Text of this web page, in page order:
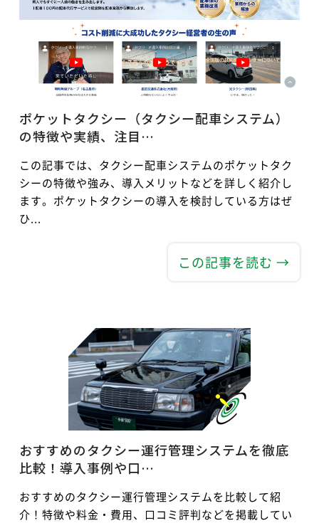
ポケットタクシー（タクシー配車システム）
の特徴や実績、注目…
この記事では、タクシー配車システムのポケットタク
シーの特徴や強み、導入メリットなどを詳しく紹介し
ます。ポケットタクシーの導入を検討している方はぜ
ひ...
この記事を読む →
おすすめのタクシー運行管理システムを徹底
比較！導入事例や口…
おすすめのタクシー運行管理システムを比較して紹
介！特徴や料金・費用、口コミ評判などを掲載してい